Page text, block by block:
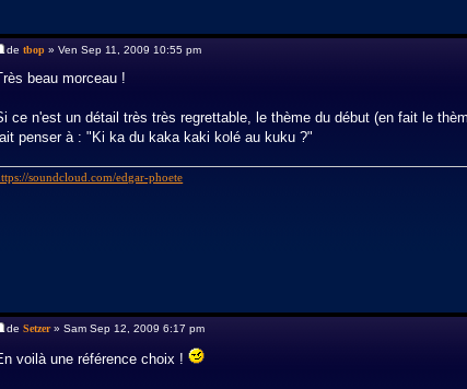
detbop » Ven Sep 11, 2009 10:55 pm
beau morceau !
ce n'est un détail très très regrettable, le thème du début (en fait le
penser à : "Ki ka du kaka kaki kolé au kuku ?"
soundcloud.com/edgar-phoete
deSetzer» Sam Sep 12, 2009 6:17 pm
voilà une référence choix !